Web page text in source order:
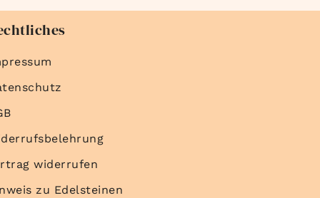
widerrufen
zu Edelsteinen